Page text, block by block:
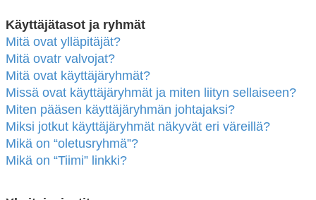
Käyttäjätasot ja ryhmät
Mitä ovat ylläpitäjät?
Mitä ovatr valvojat?
Mitä ovat käyttäjäryhmät?
Missä ovat käyttäjäryhmät ja miten liityn sellaiseen?
Miten pääsen käyttäjäryhmän johtajaksi?
Miksi jotkut käyttäjäryhmät näkyvät eri väreillä?
Mikä on “oletusryhmä”?
Mikä on “Tiimi” linkki?